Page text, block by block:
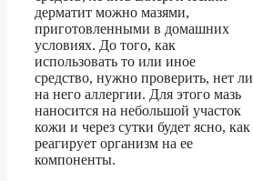
дерматит можно мазями,
приготовленными в домашних
условиях. До того, как
использовать то или иное
средство, нужно проверить, нет ли
на него аллергии. Для этого мазь
наносится на небольшой участок
кожи и через сутки будет ясно, как
реагирует организм на ее
компоненты.